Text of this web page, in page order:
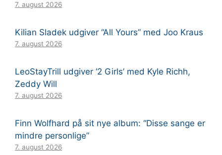
7. august 2026
Kilian Sladek udgiver “All Yours” med Joo Kraus
7. august 2026
LeoStayTrill udgiver ‘2 Girls’ med Kyle Richh,
Zeddy Will
7. august 2026
Finn Wolfhard på sit nye album: “Disse sange er
mindre personlige”
7. august 2026